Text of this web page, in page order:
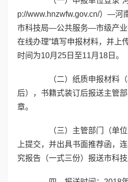
p://www.hnzwfw.gov.cn/）—河
市科技局—公共服务—市级产
在线办理”填写申报材料，并上
时间为10月25日至11月18日。
（二）纸质申报材料（
后），书籍式装订后报送主管
章。
（三）主管部门（单位
上提交，并出具书面推荐函，
究报告（一式三份）报送市科技